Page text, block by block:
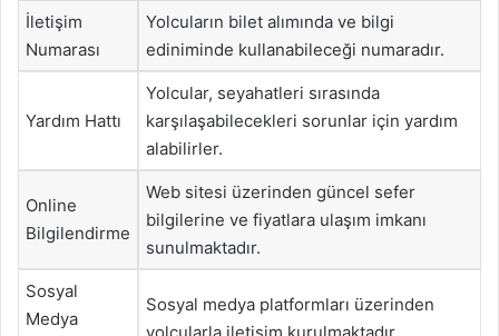
İletişim
Numarası
Yolcuların bilet alımında ve bilgi
ediniminde kullanabileceği numaradır.
Yardım Hattı
Yolcular, seyahatleri sırasında
karşılaşabilecekleri sorunlar için yardım
alabilirler.
Online
Bilgilendirme
Web sitesi üzerinden güncel sefer
bilgilerine ve fiyatlara ulaşım imkanı
sunulmaktadır.
Sosyal
Medya
Sosyal medya platformları üzerinden